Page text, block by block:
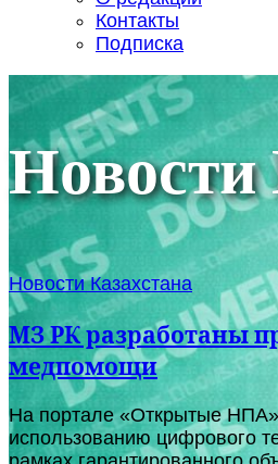
Контакты
Подписка
Новости
Новости Казахстана
МЗ РК разработаны
медпомощи
На портале «Открытые НПА»
использованию цифрового